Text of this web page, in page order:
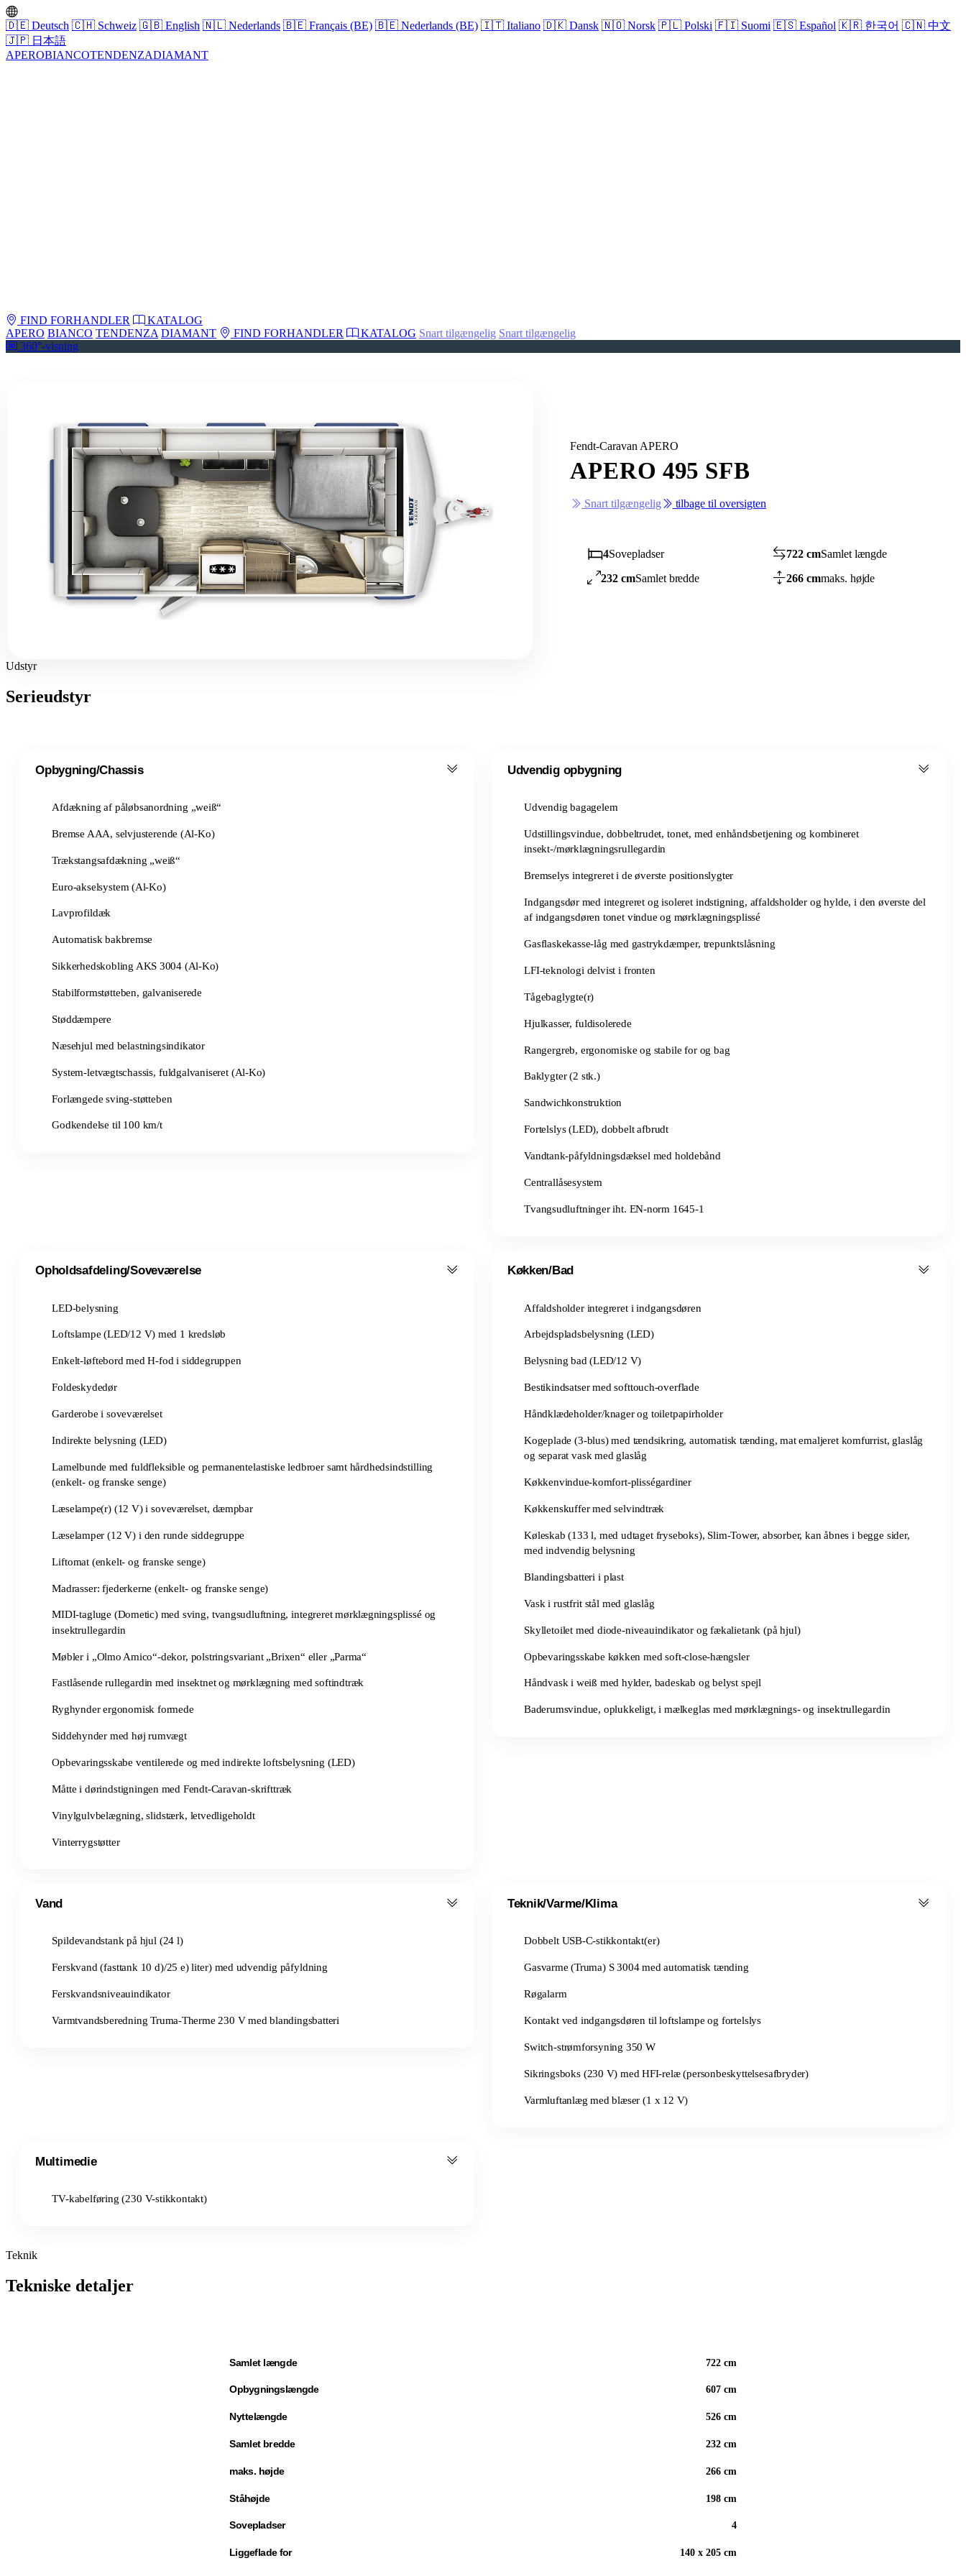
🇩🇪 Deutsch 🇨🇭 Schweiz 🇬🇧 English 🇳🇱 Nederlands 🇧🇪 Français (BE) 🇧🇪 Nederlands (BE) 🇮🇹 Italiano 🇩🇰 Dansk 🇳🇴 Norsk 🇵🇱 Polski 🇫🇮 Suomi 🇪🇸 Español 🇰🇷 한국어 🇨🇳 中文
🇯🇵 日本語
APEROBIANCOTENDENZADIAMANT
FIND FORHANDLER
KATALOG
APERO BIANCO TENDENZA DIAMANT FIND FORHANDLER KATALOG Snart tilgængelig Snart tilgængelig
360°-visning
Fendt-Caravan APERO
APERO 495 SFB
Snart tilgængelig tilbage til oversigten
4Sovepladser 722 cmSamlet længde
232 cmSamlet bredde 266 cmmaks. højde
Udstyr
Serieudstyr
Opbygning/Chassis
Afdækning af påløbsanordning „weiß“
Bremse AAA, selvjusterende (Al-Ko)
Trækstangsafdækning „weiß“
Euro-akselsystem (Al-Ko)
Lavprofildæk
Automatisk bakbremse
Sikkerhedskobling AKS 3004 (Al-Ko)
Stabilformstøtteben, galvaniserede
Støddæmpere
Næsehjul med belastningsindikator
System-letvægtschassis, fuldgalvaniseret (Al-Ko)
Forlængede sving-støtteben
Godkendelse til 100 km/t
Udvendig opbygning
Udvendig bagagelem
Udstillingsvindue, dobbeltrudet, tonet, med enhåndsbetjening og kombineret
insekt-/mørklægningsrullegardin
Bremselys integreret i de øverste positionslygter
Indgangsdør med integreret og isoleret indstigning, affaldsholder og hylde, i den øverste del
af indgangsdøren tonet vindue og mørklægningsplissé
Gasflaskekasse-låg med gastrykdæmper, trepunktslåsning
LFI-teknologi delvist i fronten
Tågebaglygte(r)
Hjulkasser, fuldisolerede
Rangergreb, ergonomiske og stabile for og bag
Baklygter (2 stk.)
Sandwichkonstruktion
Fortelslys (LED), dobbelt afbrudt
Vandtank-påfyldningsdæksel med holdebånd
Centrallåsesystem
Tvangsudluftninger iht. EN-norm 1645-1
Opholdsafdeling/Soveværelse
LED-belysning
Loftslampe (LED/12 V) med 1 kredsløb
Enkelt-løftebord med H-fod i siddegruppen
Foldeskydedør
Garderobe i soveværelset
Indirekte belysning (LED)
Lamelbunde med fuldfleksible og permanentelastiske ledbroer samt hårdhedsindstilling
(enkelt- og franske senge)
Læselampe(r) (12 V) i soveværelset, dæmpbar
Læselamper (12 V) i den runde siddegruppe
Liftomat (enkelt- og franske senge)
Madrasser: fjederkerne (enkelt- og franske senge)
MIDI-tagluge (Dometic) med sving, tvangsudluftning, integreret mørklægningsplissé og
insektrullegardin
Møbler i „Olmo Amico“-dekor, polstringsvariant „Brixen“ eller „Parma“
Fastlåsende rullegardin med insektnet og mørklægning med softindtræk
Ryghynder ergonomisk formede
Siddehynder med høj rumvægt
Opbevaringsskabe ventilerede og med indirekte loftsbelysning (LED)
Måtte i dørindstigningen med Fendt-Caravan-skrifttræk
Vinylgulvbelægning, slidstærk, letvedligeholdt
Vinterrygstøtter
Køkken/Bad
Affaldsholder integreret i indgangsdøren
Arbejdspladsbelysning (LED)
Belysning bad (LED/12 V)
Bestikindsatser med softtouch-overflade
Håndklædeholder/knager og toiletpapirholder
Kogeplade (3-blus) med tændsikring, automatisk tænding, mat emaljeret komfurrist, glaslåg
og separat vask med glaslåg
Køkkenvindue-komfort-plisségardiner
Køkkenskuffer med selvindtræk
Køleskab (133 l, med udtaget fryseboks), Slim-Tower, absorber, kan åbnes i begge sider,
med indvendig belysning
Blandingsbatteri i plast
Vask i rustfrit stål med glaslåg
Skylletoilet med diode-niveauindikator og fækalietank (på hjul)
Opbevaringsskabe køkken med soft-close-hængsler
Håndvask i weiß med hylder, badeskab og belyst spejl
Baderumsvindue, oplukkeligt, i mælkeglas med mørklægnings- og insektrullegardin
Vand
Spildevandstank på hjul (24 l)
Ferskvand (fasttank 10 d)/25 e) liter) med udvendig påfyldning
Ferskvandsniveauindikator
Varmtvandsberedning Truma-Therme 230 V med blandingsbatteri
Teknik/Varme/Klima
Dobbelt USB-C-stikkontakt(er)
Gasvarme (Truma) S 3004 med automatisk tænding
Røgalarm
Kontakt ved indgangsdøren til loftslampe og fortelslys
Switch-strømforsyning 350 W
Sikringsboks (230 V) med HFI-relæ (personbeskyttelsesafbryder)
Varmluftanlæg med blæser (1 x 12 V)
Multimedie
TV-kabelføring (230 V-stikkontakt)
Teknik
Tekniske detaljer
Samlet længde 722 cm
Opbygningslængde 607 cm
Nyttelængde 526 cm
Samlet bredde 232 cm
maks. højde 266 cm
Ståhøjde 198 cm
Sovepladser 4
Liggeflade for 140 x 205 cm